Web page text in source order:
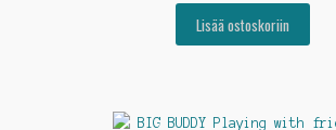
Lisää ostoskoriin